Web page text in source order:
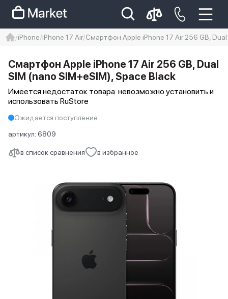
Iphone 14 pro max
айфон 14
iPhone iPhone 17 Air Смартфон Apple iPhone 17 Air 256 GB,
в список сравнения в избранное
Смартфон Apple iPhone 17 Air 256 GB, Dual
SIM (nano SIM+eSIM), Space Black
Имеется недостаток товара: невозможно установить и
использовать RuStore
Ожидается поступление
артикул: 6809